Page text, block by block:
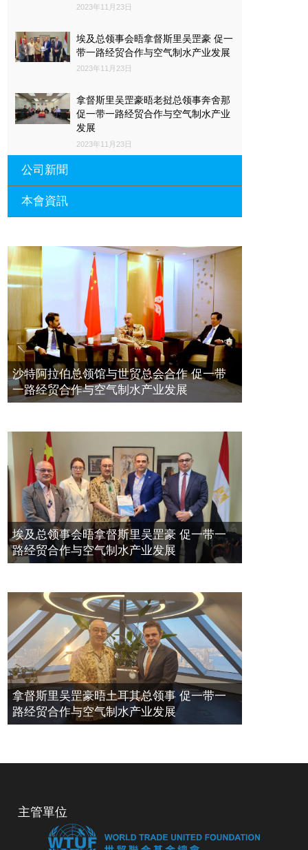
2023年11月23日
埃及总领事会晤拿督斯里吴罡豪 促一
带一路经贸合作与空气制水产业发展
2023年11月23日
拿督斯里吴罡豪晤老挝总领事奔舍那
促一带一路经贸合作与空气制水产业
发展
2023年11月23日
公司新聞
一带一路经贸合作与空气制水产业发
2023年11月23日
埃及总领事会晤拿督斯里吴罡豪 促一
带一路经贸合作与空气制水产业发展
2023年11月23日
拿督斯里吴罡豪晤土耳其总领事 促一
带一路经贸合作与空气制水产业发展
2023年11月23日
本會資訊
長瑚蒞臨 天泉鼎豐深圳總部及國際標
量波量子研究院
2021年12月10日
標量波光量子導入系統聯合國總部拿
督斯裏吳達鎔教授首發
2021年12月10日
空氣制水發明人吳達鎔出席聯合國環
境科政商管治聯盟會議
沙特阿拉伯总领馆与世贸总会合作 促一带
一路经贸合作与空气制水产业发展
埃及总领事会晤拿督斯里吴罡豪 促一带一
路经贸合作与空气制水产业发展
拿督斯里吴罡豪晤土耳其总领事 促一带一
路经贸合作与空气制水产业发展
主管單位